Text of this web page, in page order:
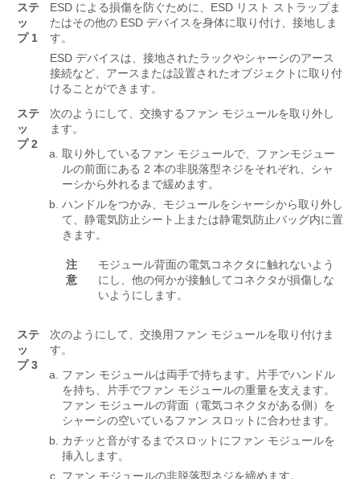
ステ
ッ
プ 1
ESD による損傷を防ぐために、ESD リスト ストラップま
たはその他の ESD デバイスを身体に取り付け、接地しま
す。
ESD デバイスは、接地されたラックやシャーシのアース
接続など、アースまたは設置されたオブジェクトに取り付
けることができます。
ステ
ッ
プ 2
次のようにして、交換するファン モジュールを取り外し
ます。
取り外しているファン モジュールで、ファンモジュー
ルの前面にある 2 本の非脱落型ネジをそれぞれ、シャ
ーシから外れるまで緩めます。
ハンドルをつかみ、モジュールをシャーシから取り外し
て、静電気防止シート上または静電気防止バッグ内に置
きます。
注
意
モジュール背面の電気コネクタに触れないよう
にし、他の何かが接触してコネクタが損傷しな
いようにします。
ステ
ッ
プ 3
次のようにして、交換用ファン モジュールを取り付けま
す。
ファン モジュールは両手で持ちます。片手でハンドル
を持ち、片手でファン モジュールの重量を支えます。
ファン モジュールの背面（電気コネクタがある側）を
シャーシの空いているファン スロットに合わせます。
カチッと音がするまでスロットにファン モジュールを
挿入します。
ファン モジュールの非脱落型ネジを締めます。